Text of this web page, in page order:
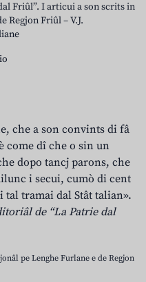
Friûl”. I articui a son scrits in
Regjon Friûl – V.J.
che a son convints di fâ
come dî che o sin un
dopo tancj parons, che
i secui, cumò di cent
tal tramai dal Stât talian».
de “La Patrie dal
pe Lenghe Furlane e de Regjon